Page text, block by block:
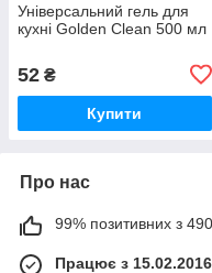
Універсальний гель для
кухні Golden Clean 500 мл
52 ₴
Купити
Про нас
99% позитивних з 490
Працює з 15.02.2016